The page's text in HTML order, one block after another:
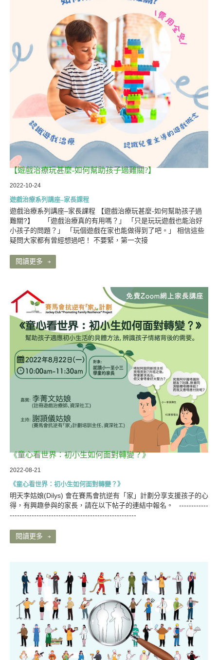
【遊戲治療玩甚麼-如何幫助孩子過難關?】
2022-10-24
遊戲治療系列講座–家長課程
遊戲治療系列講座–家長課程 【遊戲治療玩甚麼-如何幫助孩子過
難關?】 「遊戲治療真的有用嗎？」 「只是玩玩遊戲也能治好
小孩子的問題？」 「玩個遊戲在家也能做得到了吧。」 相信這些
疑問大家都有曾經想過吧！ 不要緊，第一次接
閱讀更多
《童心看世界：初小生如何面對轉變？》
2022-08-21
《童心看世界：初小生如何面對轉變？》
明天李姑娘(Dilys) 會在賽馬會抗逆有「家」計劃分享支援孩子的心
得，有興趣參與的家長，請在以下帖子的連結中報名。 ------------
----------------------------------------------------
閱讀更多